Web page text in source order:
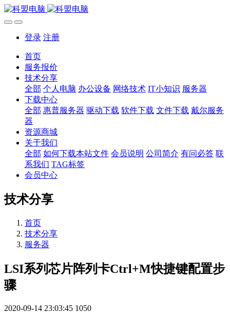
登录 注册
首页
服务报价
技术分享
全部 个人电脑 办公设备 网络技术 IT小知识 服务器
下载中心
全部 惠普服务器 驱动下载 软件下载 文件下载 戴尔服务
器
资源商城
关于我们
全部 如何下载本站文件 会员说明 公司简介 有问必答 联
系我们 TAG标签
会员中心
技术分享
首页
技术分享
服务器
LSI系列芯片阵列卡Ctrl+M快捷键配置步
骤
2020-09-14 23:03:45 1050